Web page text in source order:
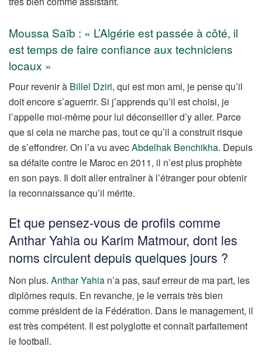
Moussa Saïb : « L’Algérie est passée à côté, il
est temps de faire confiance aux techniciens
locaux »
Pour revenir à Billel Dziri, qui est mon ami, je pense qu’il
doit encore s’aguerrir. Si j’apprends qu’il est choisi, je
l’appelle moi-même pour lui déconseiller d’y aller. Parce
que si cela ne marche pas, tout ce qu’il a construit risque
de s’effondrer. On l’a vu avecAbdelhak Benchikha. Depuis
sa défaite contre le Maroc en 2011, il n’est plus prophète
en son pays. Il doit aller entraîner à l’étranger pour obtenir
la reconnaissance qu’il mérite.
Et que pensez-vous de profils comme
Anthar Yahia ou Karim Matmour, dont les
noms circulent depuis quelques jours ?
Non plus. Anthar Yahia n’a pas, sauf erreur de ma part, les
diplômes requis. En revanche, je le verrais très bien
comme président de la Fédération. Dans le management, il
est très compétent. Il est polyglotte et connaît parfaitement
le football.